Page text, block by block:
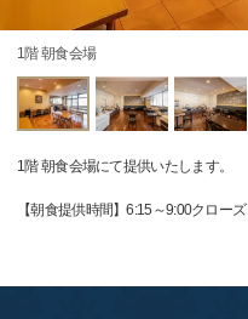
1階 朝食会場
1階 朝食会場にて提供いたします。
【朝食提供時間】6:15～9:00クローズ